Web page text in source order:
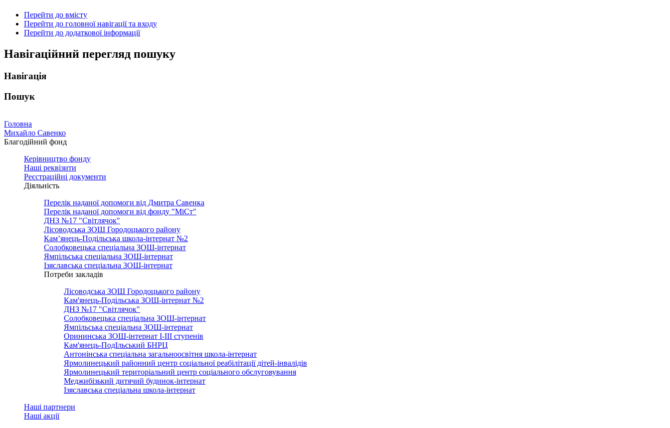
Перейти до вмісту
Перейти до головної навігації та входу
Перейти до додаткової інформації
Навігаційний перегляд пошуку
Навігація
Пошук
Головна
Михайло Савенко
Благодійний фонд
Керівництво фонду
Наші реквізити
Реєстраційні документи
Діяльність
Перелік наданої допомоги від Дмитра Савенка
Перелік наданої допомоги від фонду "МіСт"
ДНЗ №17 "Світлячок"
Лісоводська ЗОШ Городоцького району
Кам’янець-Подільська школа-інтернат №2
Солобковецька спеціальна ЗОШ-інтернат
Ямпільська спеціальна ЗОШ-інтернат
Ізяславська спеціальна ЗОШ-інтернат
Потреби закладів
Лісоводська ЗОШ Городоцького району
Кам'янець-Подільська ЗОШ-інтернат №2
ДНЗ №17 "Світлячок"
Солобковецька спеціальна ЗОШ-інтернат
Ямпільська спеціальна ЗОШ-інтернат
Орининська ЗОШ-інтернат І-ІІІ ступенів
Кам'янець-ПодІльський БНРЦ
Антонінська спеціальна загальноосвітня школа-інтернат
Ярмолинецький районний центр соціальної реабілітації дітей-інвалідів
Ярмолинецький територіальний центр соціального обслуговування
Меджибізький дитячий будинок-інтернат
Ізяславська спеціальна школа-інтернат
Наші партнери
Наші акції